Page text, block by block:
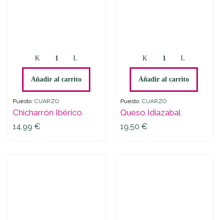
Chicharrón
Ibérico
quantity
Añadir al carrito
Puesto: CUARZO
Chicharrón Ibérico
14,99 €
Queso
Idiazabal
quantity
Añadir al carrito
Puesto: CUARZO
Queso Idiazabal
19,50 €